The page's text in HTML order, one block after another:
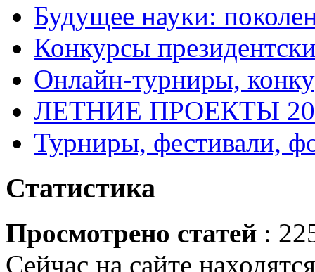
Будущее науки:
Конкурсы
Онлайн-турниры,
ЛЕТНИЕ ПРОЕКТЫ
Турниры, фестивали,
Статистика
Просмотрено статей :
Сейчас на сайте